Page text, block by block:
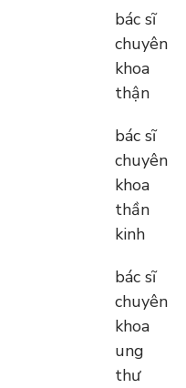
bác sĩ
chuyên
khoa
thận
bác sĩ
chuyên
khoa
thần
kinh
bác sĩ
chuyên
khoa
ung
thư